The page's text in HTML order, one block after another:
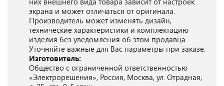
экрана и может отличаться от оригинала.
Производитель может изменять дизайн,
технические характеристики и комплектацию
изделия без уведомления об этом продавца.
Уточняйте важные для Вас параметры при заказе.
Изготовитель:
Общество с ограниченной ответственностью
«Электрорешения», Россия, Москва, ул. Отрадная,